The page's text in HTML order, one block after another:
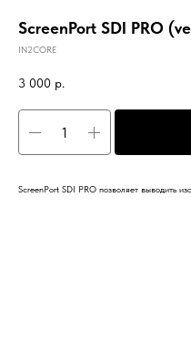
ScreenPort SDI PRO
IN2CORE
3 000 р.
ScreenPort SDI PRO позволяет выводить